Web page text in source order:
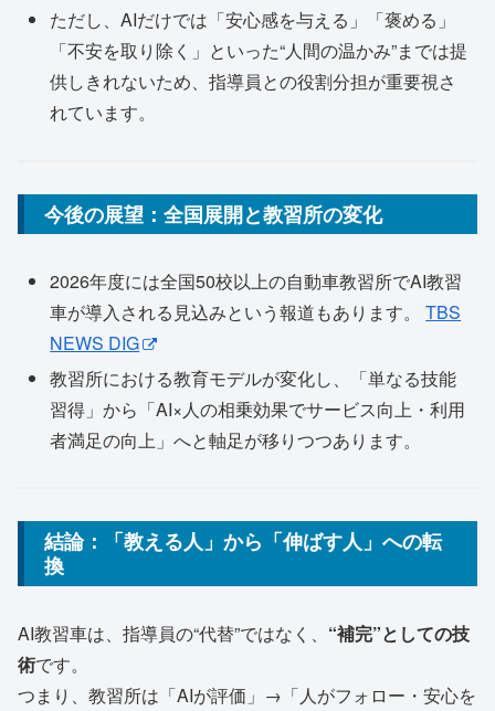
ただし、AIだけでは「安心感を与える」「褒める」
「不安を取り除く」といった“人間の温かみ”までは提
供しきれないため、指導員との役割分担が重要視さ
れています。
今後の展望：全国展開と教習所の変化
2026年度には全国50校以上の自動車教習所でAI教習
車が導入される見込みという報道もあります。TBS
NEWS DIG
教習所における教育モデルが変化し、「単なる技能
習得」から「AI×人の相乗効果でサービス向上・利用
者満足の向上」へと軸足が移りつつあります。
結論：「教える人」から「伸ばす人」への転
換
AI教習車は、指導員の“代替”ではなく、 “補完”としての技
術です。
つまり、教習所は「AIが評価」→「人がフォロー・安心を